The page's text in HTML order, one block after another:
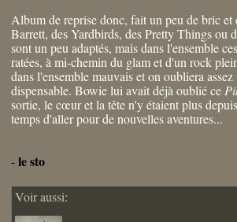
Album de reprise donc, fait un peu de bric et
Barrett, des Yardbirds, des Pretty Things ou
sont un peu adaptés, mais dans l'ensemble
ratées, à mi-chemin du glam et d'un rock
dans l'ensemble mauvais et on oubliera
dispensable. Bowie lui avait déjà oublié ce
sortie, le cœur et la tête n'y étaient plus
temps d'aller pour de nouvelles aventures...
-le sto
Voir aussi: